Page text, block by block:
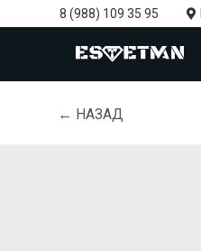
8 (988) 109 35 95
← НАЗАД